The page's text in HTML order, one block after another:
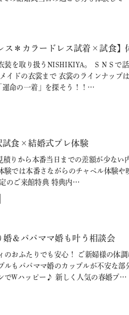
ス＊カラードレス試着×試食】
を取り扱うNISHIKIYA。 ＳＮＳで
イドの衣裳まで 衣裳のラインナップ
運命の一着」を探そう！！…
試食×結婚式プレ体験
りから本番当日までの差額が少ない
では本番さながらのチャペル体験
のご来館特典 特典内…
＆パパママ婚も叶う相談会
のおふたりでも安心！ ご新婦様の体
もパパママ婚のカップルが不安な
でWハッピー♪ 新しく人気の春婚プ…